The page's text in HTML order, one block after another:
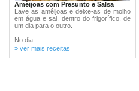
Amêijoas com Presunto e Salsa
Lave as amêijoas e deixe-as de molho
em água e sal, dentro do frigorífico, de
um dia para o outro.
No dia ...
» ver mais receitas